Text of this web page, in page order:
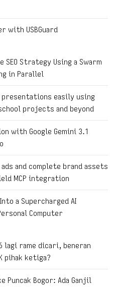
with USBGuard
Strategy Using a Swarm
in Parallel
easily using
projects and beyond
with Google Gemini 3.1
and complete brand assets
MCP integration
a Supercharged AI
Computer
lagi rame dicari, beneran
pihak ketiga?
Puncak Bogor: Ada Ganjil